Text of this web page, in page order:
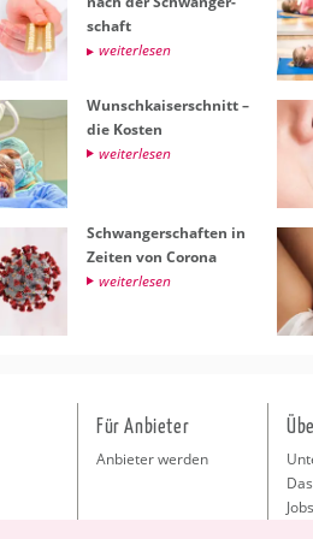
schaft
wei­ter­le­sen
Wunsch­kai­ser­schnitt –
die Kos­ten
wei­ter­le­sen
Schwan­ger­schaf­ten in
Zei­ten von Co­ro­na
wei­ter­le­sen
Für Anbieter
Anbieter werden